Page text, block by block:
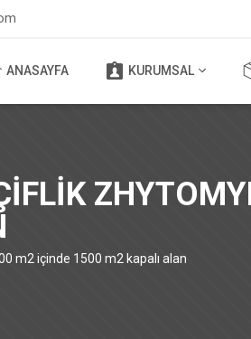
ANASAYFA KURUMSAL
m2 içinde 1500 m2 kapalı alan